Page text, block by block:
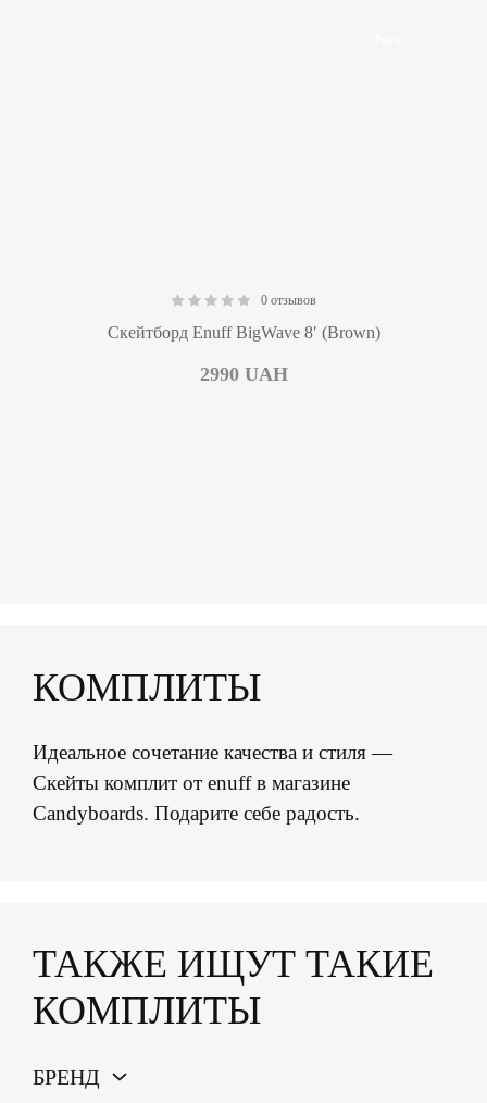
0 отзывов
Скейтборд Enuff BigWave 8′ (Brown)
2990 UAH
КОМПЛИТЫ
Идеальное сочетание качества и стиля —
Скейты комплит от enuff в магазине
Candyboards. Подарите себе радость.
ТАКЖЕ ИЩУТ ТАКИЕ
КОМПЛИТЫ
БРЕНД